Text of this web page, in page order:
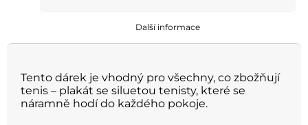
Další informace
Tento dárek je vhodný pro všechny, co zbožňují
tenis – plakát se siluetou tenisty, které se
náramně hodí do každého pokoje.